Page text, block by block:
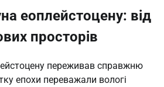
еоплейстоцену: від
просторів
переживав справжню
епохи переважали вологі